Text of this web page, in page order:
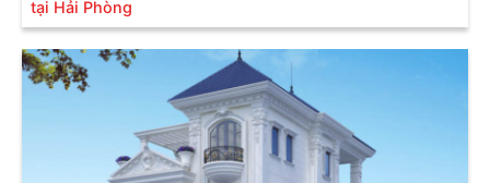
Biệt thự 3 tầng tân cổ điển mái thái- SH BTP 0144
tại Hải Phòng